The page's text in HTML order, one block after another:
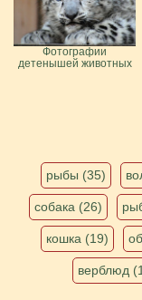
Фотографии
детенышей животных
рыбы (35)
собака (26)
кошка (19)
верблюд